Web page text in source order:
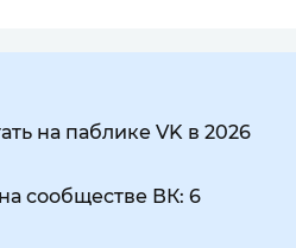
на паблике VK в 2026
сообществе ВК: 6